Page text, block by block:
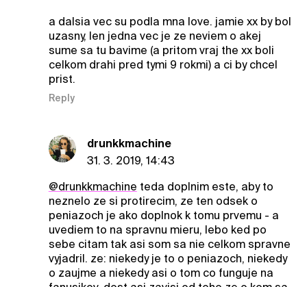
a dalsia vec su podla mna love. jamie xx by bol
uzasny, len jedna vec je ze neviem o akej
sume sa tu bavime (a pritom vraj the xx boli
celkom drahi pred tymi 9 rokmi) a ci by chcel
prist.
Reply
drunkkmachine
31. 3. 2019, 14:43
@drunkkmachine teda doplnim este, aby to
neznelo ze si protirecim, ze ten odsek o
peniazoch je ako doplnok k tomu prvemu - a
uvediem to na spravnu mieru, lebo ked po
sebe citam tak asi som sa nie celkom spravne
vyjadril. ze: niekedy je to o peniazoch, niekedy
o zaujme a niekedy asi o tom co funguje na